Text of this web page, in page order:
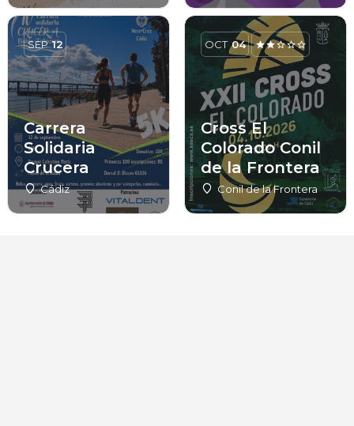
Carrera
Solidaria
Crucera
Cádiz
SEP 12
Cross El
Colorado Conil
de la Frontera
Conil de la Frontera
OCT 04